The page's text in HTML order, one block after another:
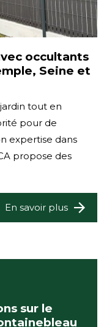
occultants
Seine et
tout en
pour de
expertise dans
propose des
En savoir plus
sur le